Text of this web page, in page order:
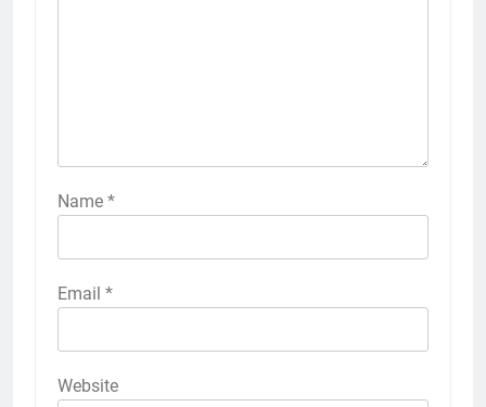
Name *
Email *
Website